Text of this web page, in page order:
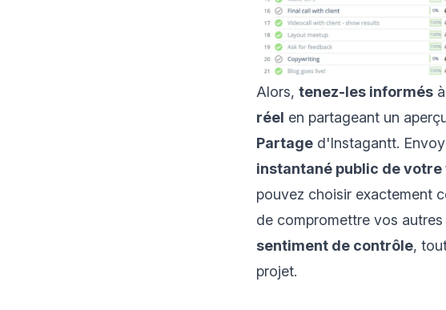
Alors, tenez-les informés
réel en partageant un
Partage d'Instagantt.
instantané public de
pouvez choisir exactement
de compromettre vos
sentiment de contrôle,
projet.